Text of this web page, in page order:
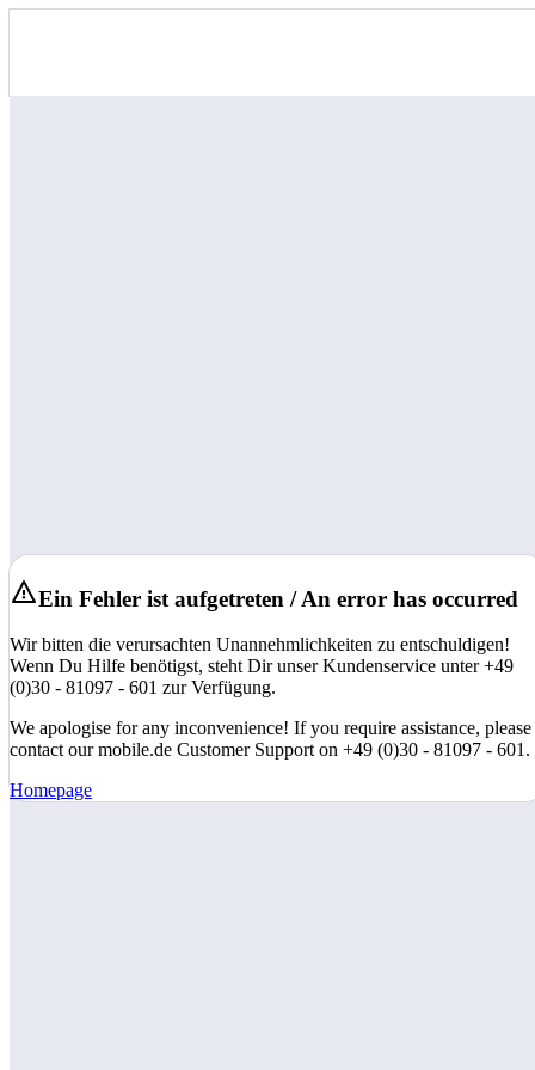
Ein Fehler ist aufgetreten / An error has occurred
Wir bitten die verursachten Unannehmlichkeiten zu entschuldigen!
Wenn Du Hilfe benötigst, steht Dir unser Kundenservice unter +49
(0)30 - 81097 - 601 zur Verfügung.
We apologise for any inconvenience! If you require assistance, please
contact our mobile.de Customer Support on +49 (0)30 - 81097 - 601.
Homepage